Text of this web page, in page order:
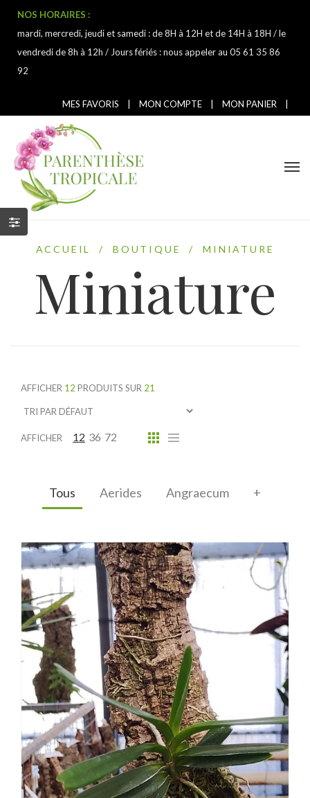
NOS HORAIRES :
mardi, mercredi, jeudi et samedi : de 8H à 12H et de 14H à 18H / le
vendredi de 8h à 12h / Jours fériés : nous appeler au 05 61 35 86
92
MES FAVORIS MON COMPTE MON PANIER
ACCUEIL / BOUTIQUE / MINIATURE
Miniature
AFFICHER 12 PRODUITS SUR 21
AFFICHER 12 36 72
Tous Aerides Angraecum +